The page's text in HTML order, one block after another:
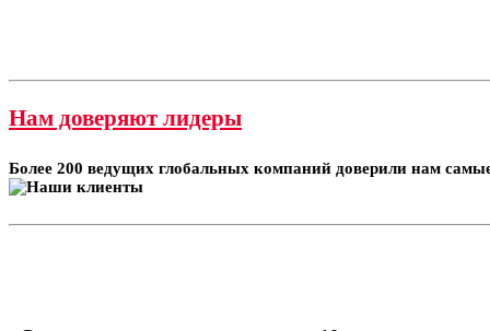
Нам доверяют лидеры
Более 200 ведущих глобальных компаний доверили нам